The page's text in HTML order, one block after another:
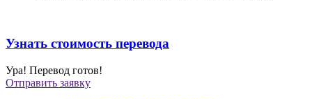
Узнать стоимость перевода
Ура! Перевод готов!
Отправить заявку